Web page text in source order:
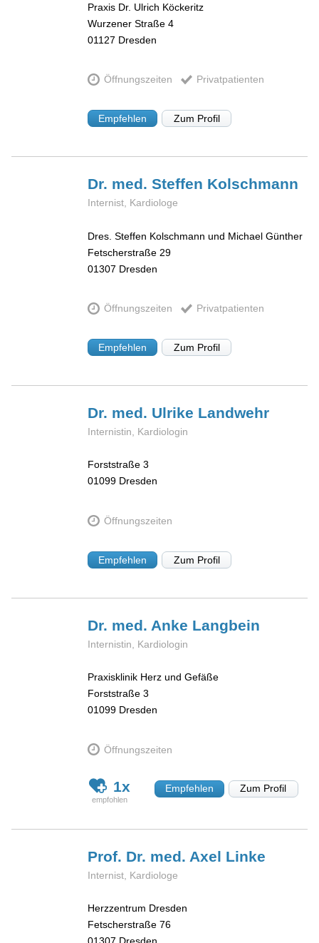
Praxis Dr. Ulrich Köckeritz
Wurzener Straße 4
01127 Dresden
Öffnungszeiten Privatpatienten
Empfehlen Zum Profil
Dr. med. Steffen Kolschmann
Internist, Kardiologe
Dres. Steffen Kolschmann und Michael Günther
Fetscherstraße 29
01307 Dresden
Öffnungszeiten Privatpatienten
Empfehlen Zum Profil
Dr. med. Ulrike Landwehr
Internistin, Kardiologin
Forststraße 3
01099 Dresden
Öffnungszeiten
Empfehlen Zum Profil
Dr. med. Anke Langbein
Internistin, Kardiologin
Praxisklinik Herz und Gefäße
Forststraße 3
01099 Dresden
Öffnungszeiten
1x Empfehlen Zum Profil
Prof. Dr. med. Axel Linke
Internist, Kardiologe
Herzzentrum Dresden
Fetscherstraße 76